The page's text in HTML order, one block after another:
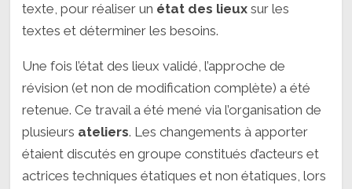
texte, pour réaliser un état des lieux sur les
textes et déterminer les besoins.
Une fois l’état des lieux validé, l’approche de
révision (et non de modification complète) a été
retenue. Ce travail a été mené via l’organisation de
plusieurs ateliers. Les changements à apporter
étaient discutés en groupe constitués d’acteurs et
actrices techniques étatiques et non étatiques, lors